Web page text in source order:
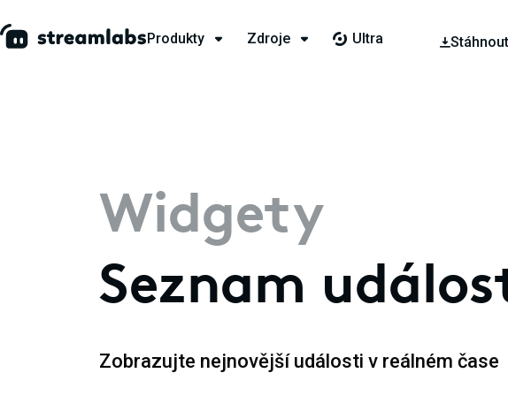
Produkty Zdroje Ultra
Widgety
Seznam
Zobrazujte nejnovější události v reálném čase